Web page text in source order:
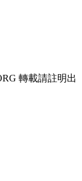
轉載請註明出